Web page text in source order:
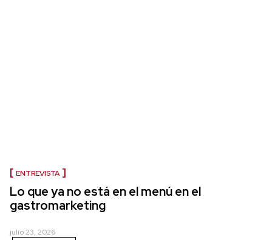
ENTREVISTA
Lo que ya no está en el menú en el
gastromarketing
julio 23, 2026